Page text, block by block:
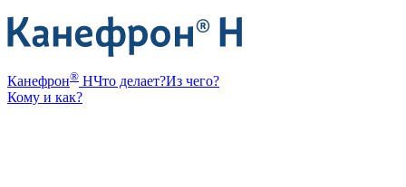
Канефрон® НЧто делает?Из чего?
Кому и как?